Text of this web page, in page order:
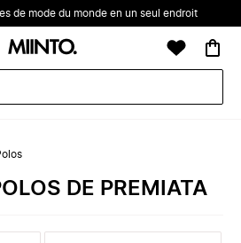
de mode du monde en un seul endroit
DE ‪PREMIATA‬